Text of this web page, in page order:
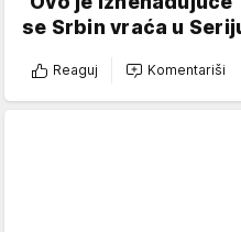
se Srbin vraća u
Reaguj Komentariši